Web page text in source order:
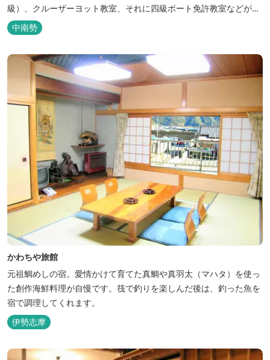
級）、クルーザーヨット教室、それに四級ボート免許教室などが開
催されています。レンタルヨットもあります。
中南勢
かわちや旅館
元祖鯛めしの宿。愛情かけて育てた真鯛や真羽太（マハタ）を使っ
た創作海鮮料理が自慢です。筏で釣りを楽しんだ後は、釣った魚を
宿で調理してくれます。
伊勢志摩